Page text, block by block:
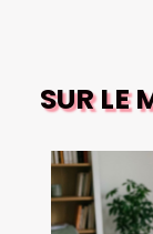
SUR LE